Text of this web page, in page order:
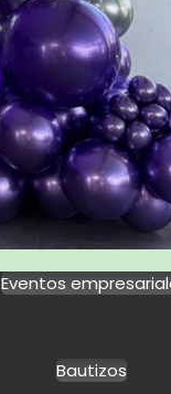
Eventos
Bautizos